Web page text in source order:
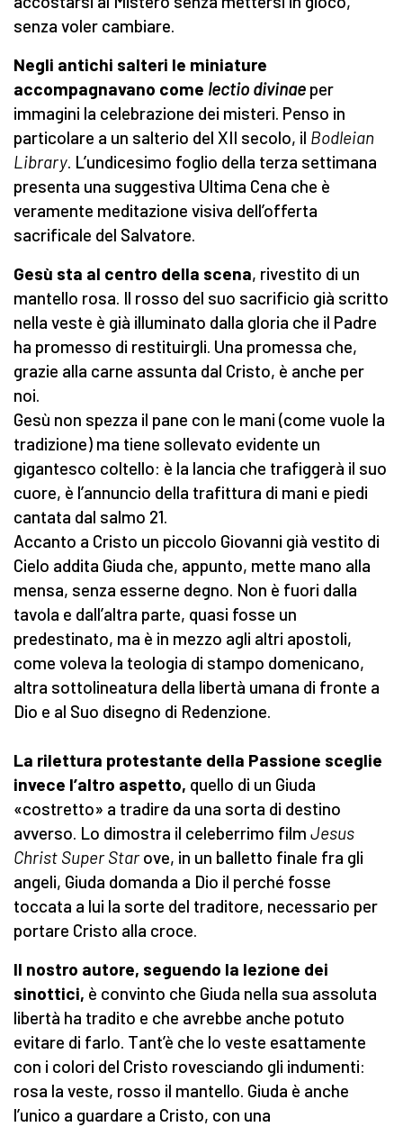
senza voler cambiare.
Negli antichi salteri le miniature
accompagnavano come lectio divinae per
immagini la celebrazione dei misteri. Penso in
particolare a un salterio del XII secolo, il Bodleian
Library. L’undicesimo foglio della terza settimana
presenta una suggestiva Ultima Cena che è
veramente meditazione visiva dell’offerta
sacrificale del Salvatore.
Gesù sta al centro della scena, rivestito di un
mantello rosa. Il rosso del suo sacrificio già scritto
nella veste è già illuminato dalla gloria che il Padre
ha promesso di restituirgli. Una promessa che,
grazie alla carne assunta dal Cristo, è anche per
noi.
Gesù non spezza il pane con le mani (come vuole la
tradizione) ma tiene sollevato evidente un
gigantesco coltello: è la lancia che trafiggerà il suo
cuore, è l’annuncio della trafittura di mani e piedi
cantata dal salmo 21.
Accanto a Cristo un piccolo Giovanni già vestito di
Cielo addita Giuda che, appunto, mette mano alla
mensa, senza esserne degno. Non è fuori dalla
tavola e dall’altra parte, quasi fosse un
predestinato, ma è in mezzo agli altri apostoli,
come voleva la teologia di stampo domenicano,
altra sottolineatura della libertà umana di fronte a
Dio e al Suo disegno di Redenzione.
La rilettura protestante della Passione sceglie
invece l’altro aspetto, quello di un Giuda
«costretto» a tradire da una sorta di destino
avverso. Lo dimostra il celeberrimo film Jesus
Christ Super Starove, in un balletto finale fra gli
angeli, Giuda domanda a Dio il perché fosse
toccata a lui la sorte del traditore, necessario per
portare Cristo alla croce.
Il nostro autore, seguendo la lezione dei
sinottici, è convinto che Giuda nella sua assoluta
libertà ha tradito e che avrebbe anche potuto
evitare di farlo. Tant’è che lo veste esattamente
con i colori del Cristo rovesciando gli indumenti:
rosa la veste, rosso il mantello. Giuda è anche
l’unico a guardare a Cristo, con una